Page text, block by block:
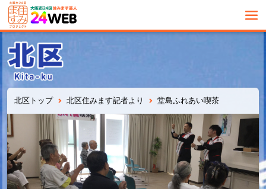
北区トップ 北区住みます記者より 堂島ふれあい喫茶